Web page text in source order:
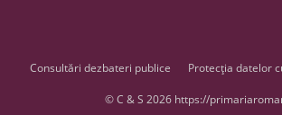
Consultări dezbateri publice Protecția datelor
© C & S 2026 https://